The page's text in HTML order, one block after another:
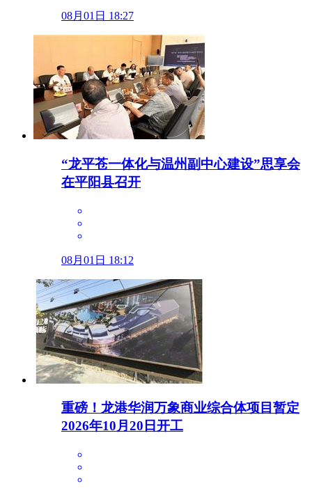
08月01日 18:27
“龙平苍一体化与温州副中心建设”思享会
在平阳县召开
08月01日 18:12
重磅！龙港华润万象商业综合体项目暂定
2026年10月20日开工